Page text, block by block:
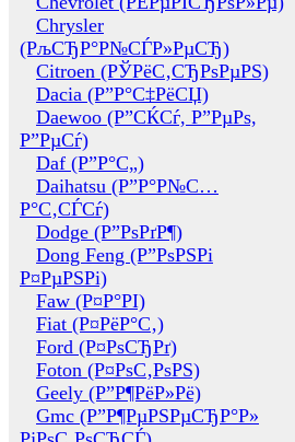
Chrysler
(РљСЂР°Р№СЃР»РµСЂ)
Citroen (РЎРёС‚СЂРѕРµРЅ)
Dacia (Р”Р°С‡РёСЏ)
Daewoo (Р”СЌСѓ, Р”РµРѕ,
Р”РµСѓ)
Daf (Р”Р°С„)
Daihatsu (Р”Р°Р№С…
Р°С‚СЃСѓ)
Dodge (Р”РѕРґР¶)
Dong Feng (Р”РѕРЅРі
Р¤РµРЅРі)
Faw (Р¤Р°РІ)
Fiat (Р¤РёР°С‚)
Ford (Р¤РѕСЂРґ)
Foton (Р¤РѕС‚РѕРЅ)
Geely (Р”Р¶РёР»Рё)
Gmc (Р”Р¶РµРЅРµСЂР°Р»